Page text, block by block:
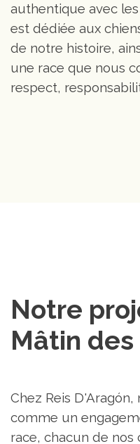
authentique avec
est dédiée aux
de notre histoire,
une race que nous
respect,
Notre
Mâtin
Chez Reis
comme un
race, chacun de